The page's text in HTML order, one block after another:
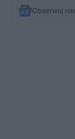
Obserwuj